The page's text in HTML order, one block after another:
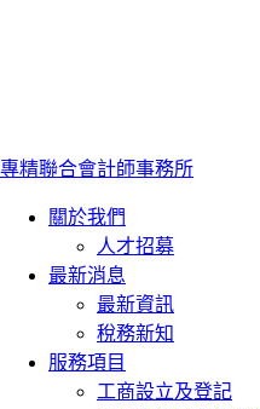
專精聯合會計師事務所
關於我們
人才招募
最新消息
最新資訊
稅務新知
服務項目
工商設立及登記